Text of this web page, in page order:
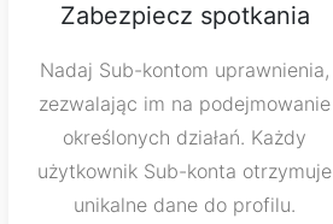
Zabezpiecz spotkania
Nadaj Sub-kontom uprawnienia,
zezwalając im na podejmowanie
określonych działań. Każdy
użytkownik Sub-konta otrzymuje
unikalne dane do profilu.